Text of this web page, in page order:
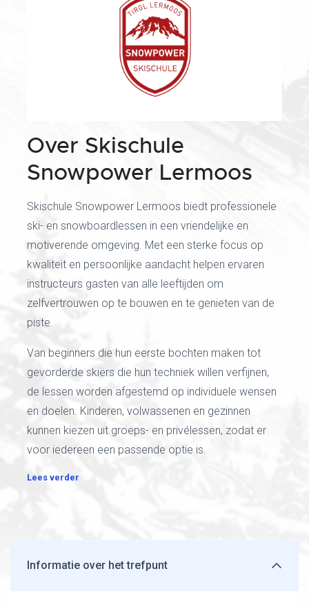
Over Skischule
Snowpower Lermoos
Skischule Snowpower Lermoos biedt professionele
ski- en snowboardlessen in een vriendelijke en
motiverende omgeving. Met een sterke focus op
kwaliteit en persoonlijke aandacht helpen ervaren
instructeurs gasten van alle leeftijden om
zelfvertrouwen op te bouwen en te genieten van de
piste.
Van beginners die hun eerste bochten maken tot
gevorderde skiërs die hun techniek willen verfijnen,
de lessen worden afgestemd op individuele wensen
en doelen. Kinderen, volwassenen en gezinnen
kunnen kiezen uit groeps- en privélessen, zodat er
voor iedereen een passende optie is.
Lees verder
Informatie over het trefpunt